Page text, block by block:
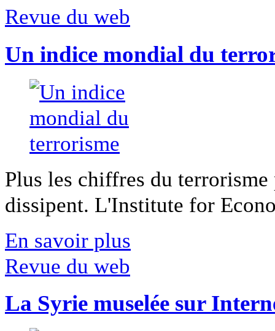
Revue du web
Un indice mondial du
Plus les chiffres du
dissipent. L'Institute for
En savoir plus
Revue du web
La Syrie muselée sur